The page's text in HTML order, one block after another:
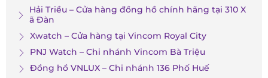
Hải Triều – Cửa hàng đồng hồ chính hãng tại 310 X
ã Đàn
Xwatch – Cửa hàng tại Vincom Royal City
PNJ Watch – Chi nhánh Vincom Bà Triệu
Đồng hồ VNLUX – Chi nhánh 136 Phố Huế